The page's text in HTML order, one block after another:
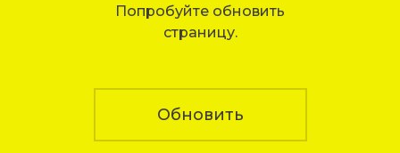
Попробуйте обновить
страницу.
Обновить